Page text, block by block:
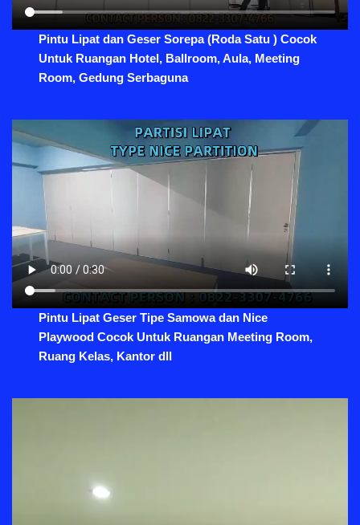
Pintu Lipat dan Geser Sorepa (Roda Satu ) Cocok
Untuk Ruangan Hotel, Ballroom, Aula, Meeting
Room, Gedung Serbaguna
Pintu Lipat Geser Tipe Samowa dan Nice
Playwood Cocok Untuk Ruangan Meeting Room,
Ruang Kelas, Kantor dll